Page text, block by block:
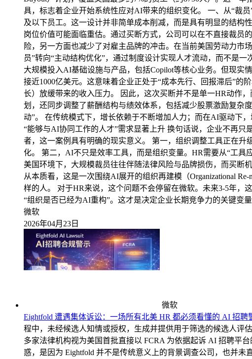
具，标志着企业开始系统性应对AI带来的组织变化。 一、从“裁
及以下员工。这一设计并非简单成本削减，而是具有明显的结构
岗位价值可能面临重估。通过买断方式，公司可以在不直接裁员
险，另一方面也减少了对雇主品牌的冲击。在当前美国劳动力市
员”转向“主动结构优化”，通过制度设计实现人才流动，而不是
大规模投入AI基础设施与产品，包括Copilot等核心业务。但现实
接近1000亿美元。这意味着企业正处于“成本先行、回报滞后”
长）放缓带来的收入压力。 因此，这次买断并不是单一HR动作
划，还同步调整了薪酬结构与绩效体系，包括减少股票激励复杂
动”。 在传统模式下，增长依赖于不断增加人力；而在AI驱动下
“能够与AI协同工作的人才”需求显著上升 换句话说，企业不再只
者，这一案例具有明确的现实意义。 第一，组织调整工具正在
化。 第二，AI不只是效率工具，而是组织变量。HR需要从“工具
美国环境下，大规模裁员往往伴随法律风险与品牌损伤，而买断
从本质看，这是一次围绕AI展开的组织再建模（Organizational
样的人。 对于HR来说，这个问题不会停留在微软。未来3-5年，
“组织是否已经为AI重构”。这才是决定企业长期竞争力的关键变量
微软
2026年04月23日
微软
Eightfold 遭遇集体诉讼：一场所有北美 HR 都必须看懂的 AI 招聘
程中，未经候选人知情或授权，生成并提供用于筛选的候选人评
多家法律机构视为美国首批直接以 FCRA 为依据起诉 AI 招聘平
惑，是因为 Eightfold 并不是传统意义上的背景调查公司，也并